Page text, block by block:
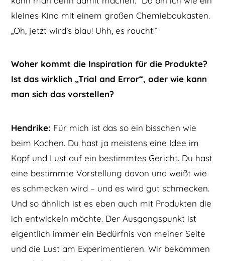
kleines Kind mit einem großen Chemiebaukasten.
„Oh, jetzt wird’s blau! Uhh, es raucht!“
Woher kommt die Inspiration für die Produkte?
Ist das wirklich „Trial and Error“, oder wie kann
man sich das vorstellen?
Hendrike: Für mich ist das so ein bisschen wie
beim Kochen. Du hast ja meistens eine Idee im
Kopf und Lust auf ein bestimmtes Gericht. Du hast
eine bestimmte Vorstellung davon und weißt wie
es schmecken wird – und es wird gut schmecken.
Und so ähnlich ist es eben auch mit Produkten die
ich entwickeln möchte. Der Ausgangspunkt ist
eigentlich immer ein Bedürfnis von meiner Seite
und die Lust am Experimentieren. Wir bekommen